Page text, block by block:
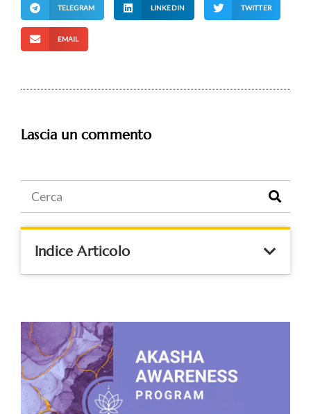
TELEGRAM LINKEDIN TWITTER
EMAIL
Lascia un commento
Indice Articolo